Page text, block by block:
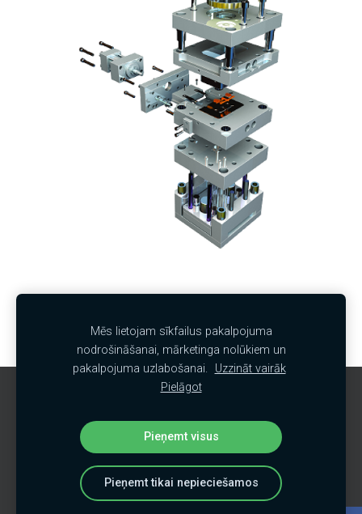
Sīkdatnes
Mēs lietojam sīkfailus pakalpojuma
nodrošināšanai, mārketinga nolūkiem un
pakalpojuma uzlabošanai.
Uzzināt vairāk
Pielāgot
Pieņemt visus
Pieņemt tikai nepieciešamos